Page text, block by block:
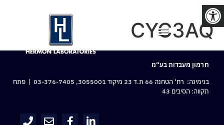
פתח סרגל נגישות
CYC3AQ
חרמון מעבדות בע“מ
בנימינה: רח‘ הטחנה 66 ת.ד 23 מיקוד 3055001,
03-376-7405 | פתח
תקווה: הסיבים 43